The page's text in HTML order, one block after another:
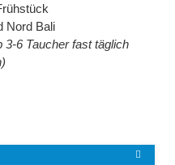
Nord Bali
3-6 Taucher fast täglich